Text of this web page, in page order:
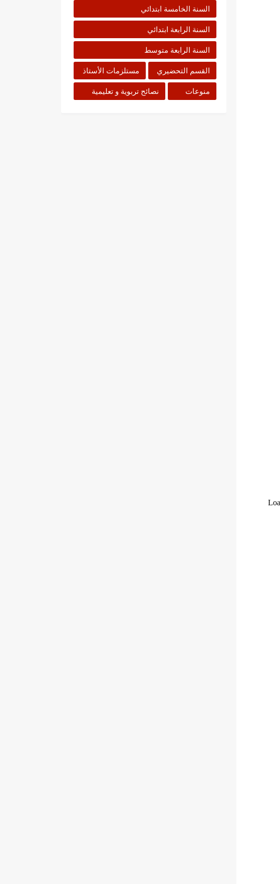
السنة الخامسة ابتدائي
السنة الرابعة ابتدائي
السنة الرابعة متوسط
القسم التحضيري مستلزمات الأستاذ
منوعات نصائح تربوية و تعليمية